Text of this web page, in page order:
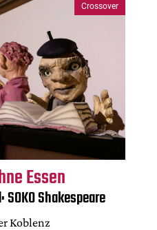
Crossover
Essen
Shakespeare
Koblenz